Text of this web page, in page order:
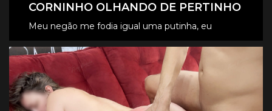
CORNINHO OLHANDO DE PERTINHO
Meu negão me fodia igual uma putinha, eu
gozava como nunca e claro que o corninho quiz
ver de pertinho.
CONFIRA OS VÍDEOS VIP